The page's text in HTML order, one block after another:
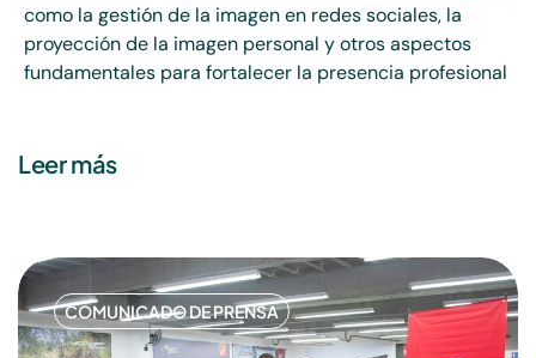
como la gestión de la imagen en redes sociales, la
proyección de la imagen personal y otros aspectos
fundamentales para fortalecer la presencia profesional
Leer más
COMUNICADO DE PRENSA